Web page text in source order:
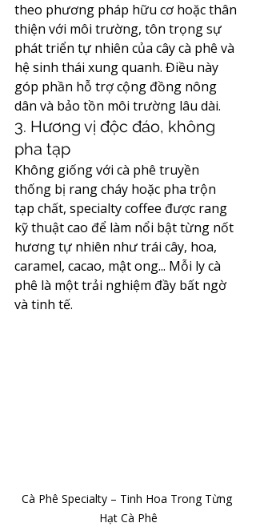
theo phương pháp hữu cơ hoặc thân
thiện với môi trường, tôn trọng sự
phát triển tự nhiên của cây cà phê và
hệ sinh thái xung quanh. Điều này
góp phần hỗ trợ cộng đồng nông
dân và bảo tồn môi trường lâu dài.
3. Hương vị độc đáo, không
pha tạp
Không giống với cà phê truyền
thống bị rang cháy hoặc pha trộn
tạp chất, specialty coffee được rang
kỹ thuật cao để làm nổi bật từng nốt
hương tự nhiên như trái cây, hoa,
caramel, cacao, mật ong... Mỗi ly cà
phê là một trải nghiệm đầy bất ngờ
và tinh tế.
Cà Phê Specialty – Tinh Hoa Trong Từng
Hạt Cà Phê